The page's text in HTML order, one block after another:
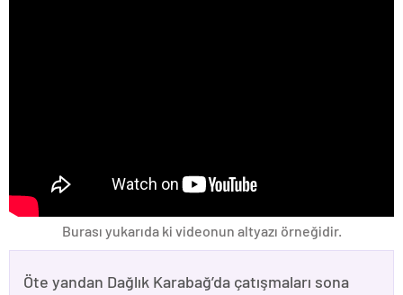
Burası yukarıda ki videonun altyazı örneğidir.
Öte yandan Dağlık Karabağ’da çatışmaları sona